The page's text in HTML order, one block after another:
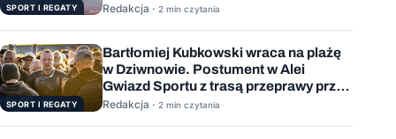
SPORT I REGATY Redakcja · 2 min czytania
SPORT I REGATY
Bartłomiej Kubkowski wraca na plażę
w Dziwnowie. Postument w Alei
Gwiazd Sportu z trasą przeprawy przez
Bałtyk
Redakcja · 2 min czytania